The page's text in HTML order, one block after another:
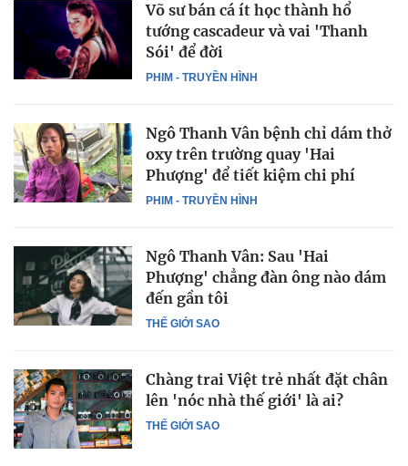
PHIM - TRUYỀN HÌNH
Võ sư bán cá ít học thành hổ
tướng cascadeur và vai 'Thanh
Sói' để đời
PHIM - TRUYỀN HÌNH
Ngô Thanh Vân bệnh chỉ dám thở
oxy trên trường quay 'Hai
Phượng' để tiết kiệm chi phí
THẾ GIỚI SAO
Ngô Thanh Vân: Sau 'Hai
Phượng' chẳng đàn ông nào dám
đến gần tôi
THẾ GIỚI SAO
Chàng trai Việt trẻ nhất đặt chân
lên 'nóc nhà thế giới' là ai?